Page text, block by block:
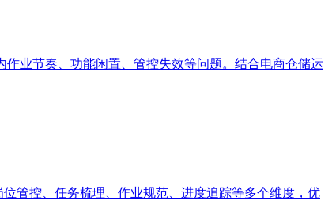
业节奏、功能闲置、管控失效等问题。结合电商仓储运
管控、任务梳理、作业规范、进度追踪等多个维度，优